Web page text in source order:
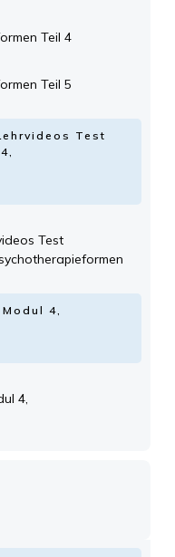
Teil 4
Teil 5
Test
Test
4,
4,